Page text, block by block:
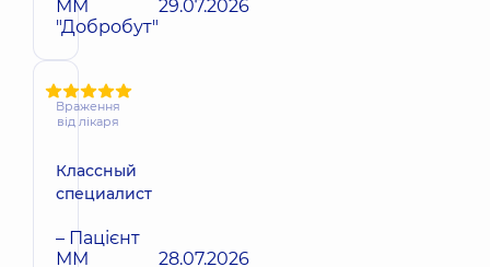
ММ
"Добробут"
29.07.2026
Враження
від лікаря
Классный
специалист
– Пацієнт
ММ
28.07.2026